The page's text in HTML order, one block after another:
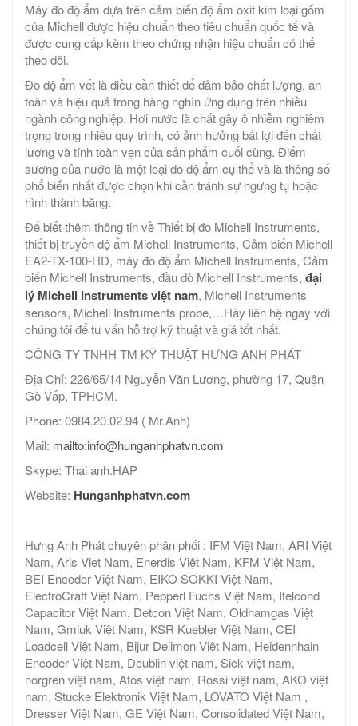
Máy đo độ ẩm dựa trên cảm biến độ ẩm oxit kim loại gốm
của Michell được hiệu chuẩn theo tiêu chuẩn quốc tế và
được cung cấp kèm theo chứng nhận hiệu chuẩn có thể
theo dõi.
Đo độ ẩm vết là điều cần thiết để đảm bảo chất lượng, an
toàn và hiệu quả trong hàng nghìn ứng dụng trên nhiều
ngành công nghiệp. Hơi nước là chất gây ô nhiễm nghiêm
trọng trong nhiều quy trình, có ảnh hưởng bất lợi đến chất
lượng và tính toàn vẹn của sản phẩm cuối cùng. Điểm
sương của nước là một loại đo độ ẩm cụ thể và là thông số
phổ biến nhất được chọn khi cần tránh sự ngưng tụ hoặc
hình thành băng.
Để biết thêm thông tin về Thiết bị đo Michell Instruments,
thiết bị truyền độ ẩm Michell Instruments, Cảm biến Michell
EA2-TX-100-HD, máy đo độ ẩm Michell Instruments, Cảm
biến Michell Instruments, đầu dò Michell Instruments, đại
lý Michell Instruments việt nam, Michell Instruments
sensors, Michell Instruments probe,…Hãy liên hệ ngay với
chúng tôi để tư vấn hỗ trợ kỹ thuật và giá tốt nhất.
CÔNG TY TNHH TM KỸ THUẬT HƯNG ANH PHÁT
Địa Chỉ: 226/65/14 Nguyễn Văn Lượng, phường 17, Quận
Gò Vấp, TPHCM.
Phone: 0984.20.02.94 ( Mr.Anh)
Mail: mailto:info@hunganhphatvn.com
Skype: Thai anh.HAP
Website: Hunganhphatvn.com
Hưng Anh Phát chuyên phân phối : IFM Việt Nam, ARI Việt
Nam, Aris Viet Nam, Enerdis Việt Nam, KFM Việt Nam,
BEI Encoder Việt Nam, EIKO SOKKI Việt Nam,
ElectroCraft Việt Nam, Pepperl Fuchs Việt Nam, Itelcond
Capacitor Việt Nam, Detcon Việt Nam, Oldhamgas Việt
Nam, Gmiuk Việt Nam, KSR Kuebler Việt Nam, CEI
Loadcell Việt Nam, Bijur Delimon Việt Nam, Heidennhain
Encoder Việt Nam, Deublin việt nam, Sick việt nam,
norgren việt nam, Atos việt nam, Rossi việt nam, AKO việt
nam, Stucke Elektronik Việt Nam, LOVATO Việt Nam ,
Dresser Việt Nam, GE Việt Nam, Consolidated Việt Nam,